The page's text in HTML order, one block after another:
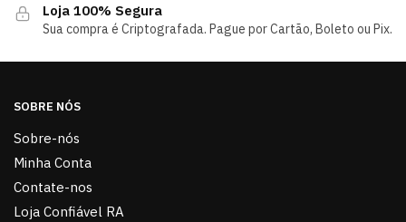
Loja 100% Segura
Sua compra é Criptografada. Pague por Cartão, Boleto ou Pix.
SOBRE NÓS
Sobre-nós
Minha Conta
Contate-nos
Loja Confiável RA